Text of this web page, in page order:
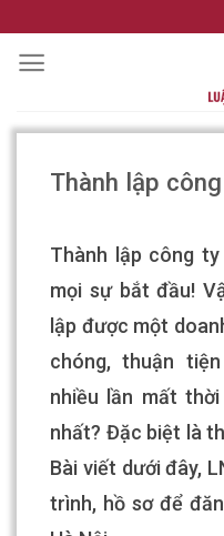
to
content
Thành lập
Thành lập công
mọi sự bắt đầu!
lập được một
chóng, thuận
nhiều lần mất
nhất? Đặc biệt là
Bài viết dưới đây,
trình, hồ sơ để